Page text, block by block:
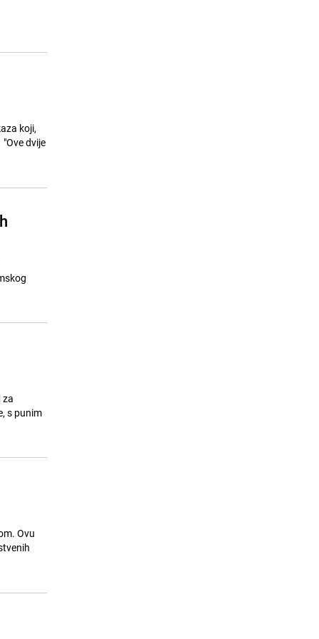
koji,
dvije
za
s punim
Ovu